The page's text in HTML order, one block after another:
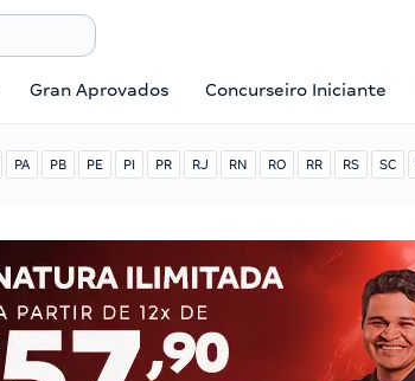
Gran Aprovados Concurseiro Iniciante
PA PB PE PI PR RJ RN RO RR RS SC